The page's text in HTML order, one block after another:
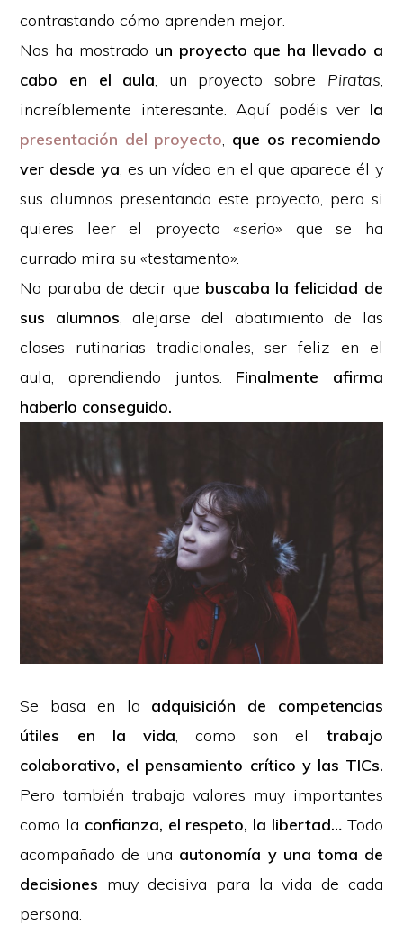
contrastando cómo aprenden mejor.
Nos ha mostrado un proyecto que ha llevado a
cabo en el aula, un proyecto sobre Piratas,
increíblemente interesante. Aquí podéis ver la
presentación del proyecto, que os recomiendo
ver desde ya, es un vídeo en el que aparece él y
sus alumnos presentando este proyecto, pero si
quieres leer el proyecto «serio» que se ha
currado mira su «testamento».
No paraba de decir que buscaba la felicidad de
sus alumnos, alejarse del abatimiento de las
clases rutinarias tradicionales, ser feliz en el
aula, aprendiendo juntos. Finalmente afirma
haberlo conseguido.
Se basa en la adquisición de competencias
útiles en la vida , como son el trabajo
colaborativo, el pensamiento crítico y las TICs.
Pero también trabaja valores muy importantes
como la confianza, el respeto, la libertad…Todo
acompañado de una autonomía y una toma de
decisiones muy decisiva para la vida de cada
persona.